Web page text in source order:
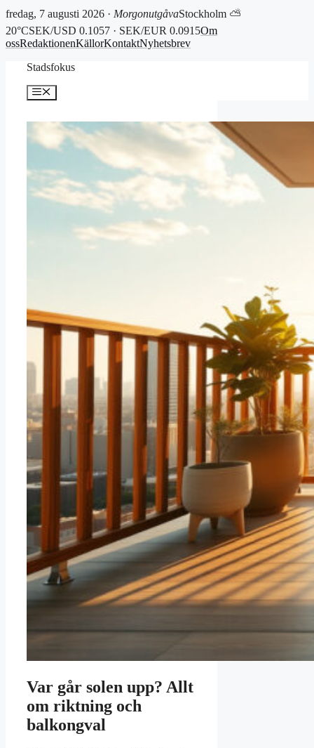
fredag, 7 augusti 2026 · MorgonutgåvaStockholm ⛅
20°CSEK/USD 0.1057 · SEK/EUR 0.0915Om
ossRedaktionenKällorKontaktNyhetsbrev
Stadsfokus
Meny
Var går solen upp? Allt
om riktning och
balkongval